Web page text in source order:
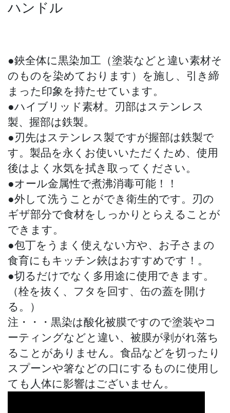
ハンドル
●鋏全体に黒染加工（塗装などと違い素材そ
のものを染めております）を施し、引き締
まった印象を持たせています。
●ハイブリッド素材。刃部はステンレス
製、握部は鉄製。
●刃先はステンレス製ですが握部は鉄製で
す。製品を永くお使いいただくため、使用
後はよく水気を拭き取ってください。
●オール金属性で煮沸消毒可能！！
●外して洗うことができ衛生的です。刃の
ギザ部分で食材をしっかりとらえることが
できます。
●包丁をうまく使えない方や、お子さまの
食育にもキッチン鋏はおすすめです！。
●切るだけでなく多用途に使用できます。
（栓を抜く、フタを回す、缶の蓋を開け
る。）
注・・・黒染は酸化被膜ですので塗装やコ
ーティングなどと違い、被膜が剥がれ落ち
ることがありません。食品などを切ったり
スプーンや箸などの口にするものに使用し
ても人体に影響はございません。